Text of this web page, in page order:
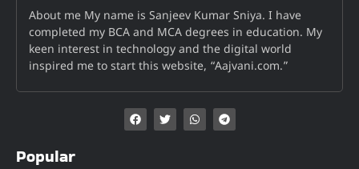
About me My name is Sanjeev Kumar Sniya. I have
completed my BCA and MCA degrees in education. My
keen interest in technology and the digital world
inspired me to start this website, “Aajvani.com.”
Popular